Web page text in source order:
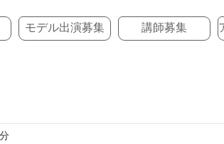
モデル出演募集 講師募集